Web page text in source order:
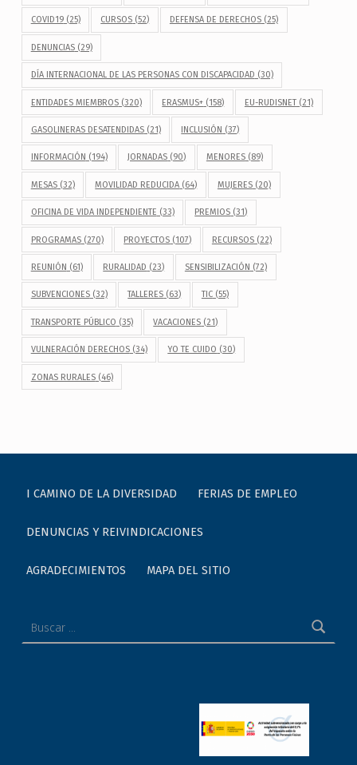
COVID19(25) CURSOS (52) DEFENSA DE DERECHOS(25)
DENUNCIAS(29)
DÍA INTERNACIONAL DE LAS PERSONAS CON DISCAPACIDAD (30)
ENTIDADES MIEMBROS(320) ERASMUS+ (158) EU-RUDISNET(21)
GASOLINERAS DESATENDIDAS(21) INCLUSIÓN (37)
INFORMACIÓN (194) JORNADAS (90) MENORES(89)
MESAS(32) MOVILIDAD REDUCIDA (64) MUJERES(20)
OFICINA DE VIDA INDEPENDIENTE (33) PREMIOS (31)
PROGRAMAS(270) PROYECTOS (107) RECURSOS(22)
REUNIÓN (61) RURALIDAD (23) SENSIBILIZACIÓN (72)
SUBVENCIONES(32) TALLERES (63) TIC(55)
TRANSPORTE PÚBLICO (35) VACACIONES (21)
VULNERACIÓN DERECHOS(34) YO TE CUIDO (30)
ZONAS RURALES(46)
I CAMINO DE LA DIVERSIDAD FERIAS DE EMPLEO
DENUNCIAS Y REIVINDICACIONES
AGRADECIMIENTOS MAPA DEL SITIO